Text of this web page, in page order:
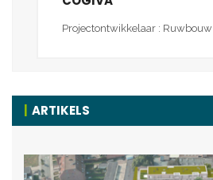
Projectontwikkelaar : Ruwbouw
ARTIKELS